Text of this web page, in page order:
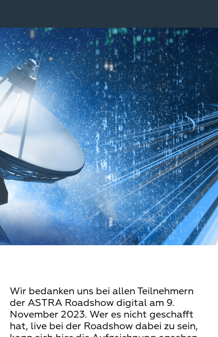
Image
Wir bedanken uns bei allen Teilnehmern
der ASTRA Roadshow digital am 9.
November 2023. Wer es nicht geschafft
hat, live bei der Roadshow dabei zu sein,